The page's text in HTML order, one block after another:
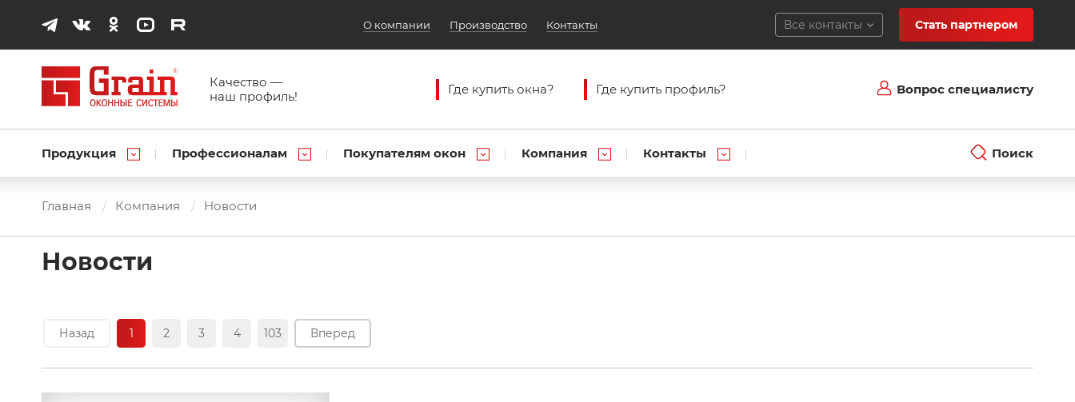
О компании Производство Контакты Все контакты Стать партнером
Качество —
наш профиль!
Где купить окна? Где купить профиль? Вопрос специалисту
Продукция Профессионалам Покупателям окон Компания Контакты Поиск
Главная Компания Новости
Новости
Назад 1 2 3 4 103 Вперед